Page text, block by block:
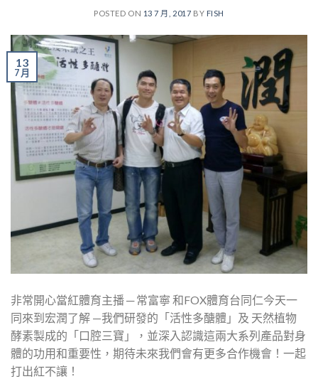
POSTED ON 13 7 月, 2017 BY FISH
13
7 月
非常開心當紅體育主播 ─ 常富寧 和FOX體育台同仁今天一
同來到宏潤了解 —我們研發的「活性多醣體」及 天然植物
酵素製成的「口腔三寶」，並深入認識這兩大系列產品對身
體的功用和重要性，期待未來我們會有更多合作機會！一起
打出紅不讓！